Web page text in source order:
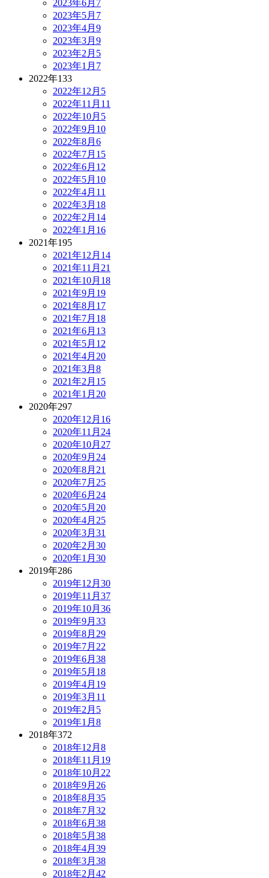
2023年6月 7
2023年5月 7
2023年4月 9
2023年3月 9
2023年2月 5
2023年1月 7
2022年133
2022年12月 5
2022年11月 11
2022年10月 5
2022年9月 10
2022年8月 6
2022年7月 15
2022年6月 12
2022年5月 10
2022年4月 11
2022年3月 18
2022年2月 14
2022年1月 16
2021年195
2021年12月 14
2021年11月 21
2021年10月 18
2021年9月 19
2021年8月 17
2021年7月 18
2021年6月 13
2021年5月 12
2021年4月 20
2021年3月 8
2021年2月 15
2021年1月 20
2020年297
2020年12月 16
2020年11月 24
2020年10月 27
2020年9月 24
2020年8月 21
2020年7月 25
2020年6月 24
2020年5月 20
2020年4月 25
2020年3月 31
2020年2月 30
2020年1月 30
2019年286
2019年12月 30
2019年11月 37
2019年10月 36
2019年9月 33
2019年8月 29
2019年7月 22
2019年6月 38
2019年5月 18
2019年4月 19
2019年3月 11
2019年2月 5
2019年1月 8
2018年372
2018年12月 8
2018年11月 19
2018年10月 22
2018年9月 26
2018年8月 35
2018年7月 32
2018年6月 38
2018年5月 38
2018年4月 39
2018年3月 38
2018年2月 42